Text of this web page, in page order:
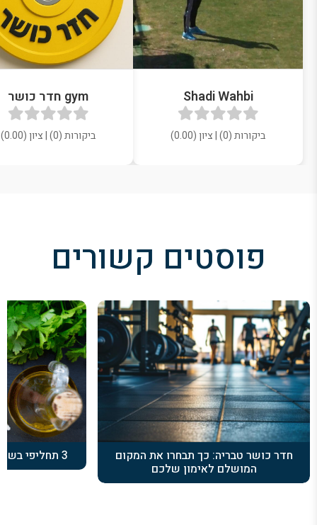
Shadi Wahbi
ביקורות (0) | ציון (0.00)
gym חדר כושר
ביקורות (0) | ציון (0.00)
פוסטים קשורים
חדר כושר טבריה: כך תבחרו את המקום
המושלם לאימון שלכם
3 תחליפי בשר שישאירו אתכם שבעים